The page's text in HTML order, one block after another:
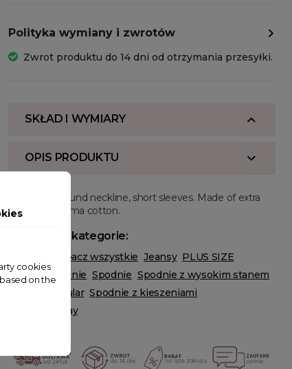
Polityka wymiany i zwrotów
Zwrot produktu do 14 dni od otrzymania przesyłki.
SKŁAD I WYMIARY
OPIS PRODUKTU
Regular fit, round neckline, short sleeves. Made of extra
long staple pima cotton.
Powiązane kategorie:
Zobacz wszystkie Jeansy PLUS SIZE
Jeansy
Spodnie Spodnie Spodnie z wysokim stanem
Spodnie regular Spodnie z kieszeniami
Cyber Monday
cookies
on the